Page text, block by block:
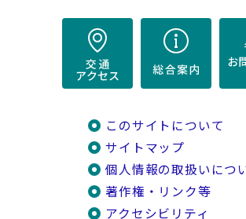
このサイトについて
サイトマップ
個人情報の取扱いにつ
著作権・リンク等
アクセシビリティ